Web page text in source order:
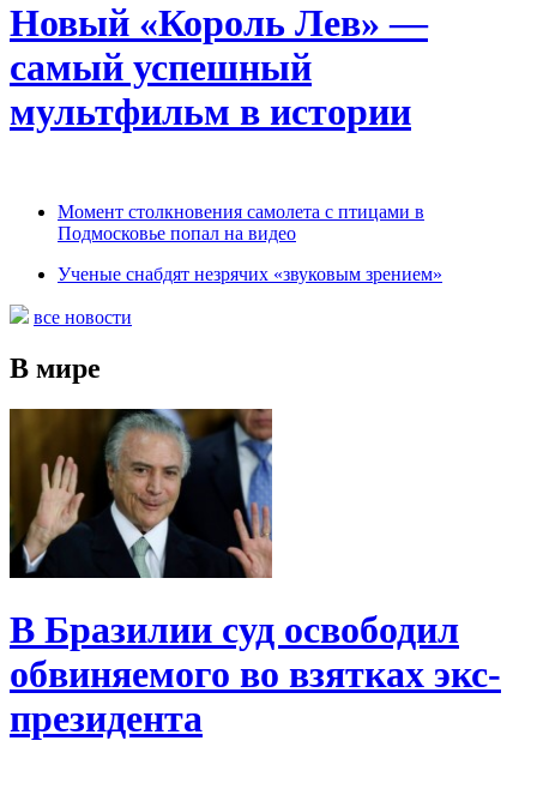
Новый «Король Лев» —
самый успешный
мультфильм в истории
Момент столкновения самолета с птицами в
Подмосковье попал на видео
Ученые снабдят незрячих «звуковым зрением»
все новости
В мире
В Бразилии суд освободил
обвиняемого во взятках экс-
президента